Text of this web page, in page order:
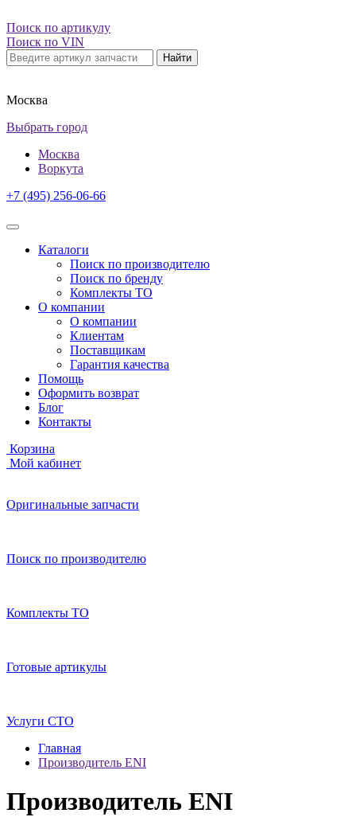
Поиск по артикулу
Поиск по VIN
Найти
Москва
Выбрать город
Москва
Воркута
+7 (495) 256-06-66
Каталоги
Поиск по производителю
Поиск по бренду
Комплекты ТО
О компании
О компании
Клиентам
Поставщикам
Гарантия качества
Помощь
Оформить возврат
Блог
Контакты
Корзина
Мой кабинет
Оригинальные запчасти
Поиск по производителю
Комплекты ТО
Готовые артикулы
Услуги СТО
Главная
Производитель ENI
Производитель ENI